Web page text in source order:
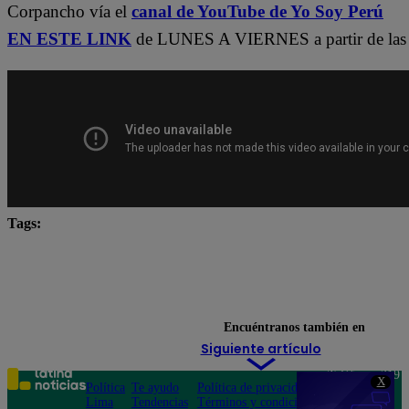
X
Corpancho vía el canal de YouTube de Yo Soy Perú
EN ESTE LINK de LUNES A VIERNES a partir de
Tags:
Siguiente artículo
Encuéntranos también en
Política
Lima
Te ayudo
Tendencias
Política de privacidad
Términos y condiciones
Teléfono: 219
Av. San